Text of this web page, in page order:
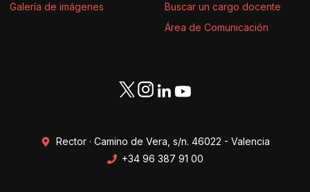
Galería de imágenes
Buscar un cargo docente
Área de Comunicación
Rector · Camino de Vera, s/n. 46022 - Valencia
+34 96 387 91 00